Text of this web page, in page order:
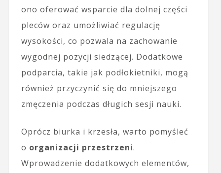
ono oferować wsparcie dla dolnej części
pleców oraz umożliwiać regulację
wysokości, co pozwala na zachowanie
wygodnej pozycji siedzącej. Dodatkowe
podparcia, takie jak podłokietniki, mogą
również przyczynić się do mniejszego
zmęczenia podczas długich sesji nauki.
Oprócz biurka i krzesła, warto pomyśleć
o organizacji przestrzeni.
Wprowadzenie dodatkowych elementów,